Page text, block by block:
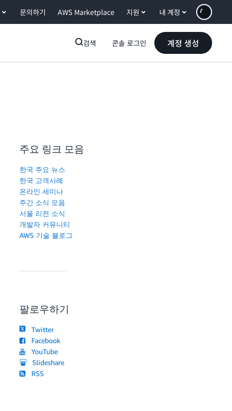
문의하기 AWS Marketplace 지원 내 계정
검색 콘솔 로그인 계정 생성
주요 링크 모음
한국 주요 뉴스
한국 고객사례
온라인 세미나
주간 소식 모음
서울 리전 소식
개발자 커뮤니티
AWS 기술 블로그
팔로우하기
Twitter
Facebook
YouTube
Slideshare
RSS